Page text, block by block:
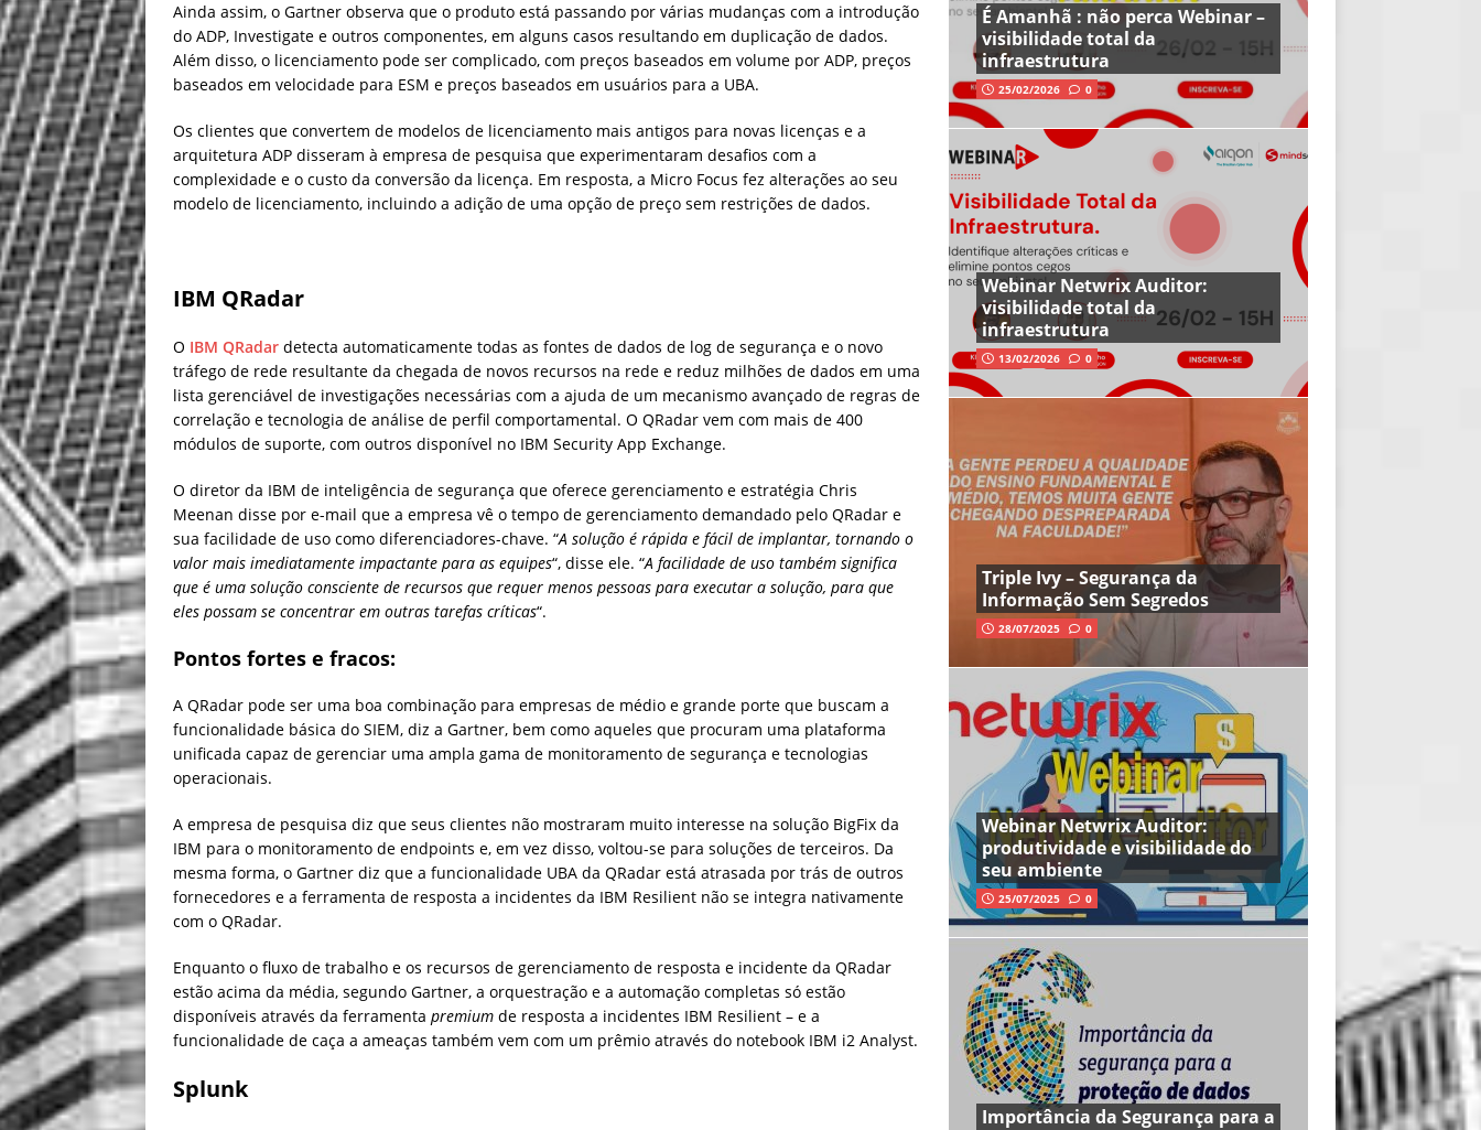
Ainda assim, o Gartner observa que o produto está passando por várias mudanças com a introdução
do ADP, Investigate e outros componentes, em alguns casos resultando em duplicação de dados.
Além disso, o licenciamento pode ser complicado, com preços baseados em volume por ADP, preços
baseados em velocidade para ESM e preços baseados em usuários para a UBA.
Os clientes que convertem de modelos de licenciamento mais antigos para novas licenças e a
arquitetura ADP disseram à empresa de pesquisa que experimentaram desafios com a
complexidade e o custo da conversão da licença. Em resposta, a Micro Focus fez alterações ao seu
modelo de licenciamento, incluindo a adição de uma opção de preço sem restrições de dados.
IBM QRadar
O IBM QRadar detecta automaticamente todas as fontes de dados de log de segurança e o novo
tráfego de rede resultante da chegada de novos recursos na rede e reduz milhões de dados em uma
lista gerenciável de investigações necessárias com a ajuda de um mecanismo avançado de regras de
correlação e tecnologia de análise de perfil comportamental. O QRadar vem com mais de 400
módulos de suporte, com outros disponível no IBM Security App Exchange.
O diretor da IBM de inteligência de segurança que oferece gerenciamento e estratégia Chris
Meenan disse por e-mail que a empresa vê o tempo de gerenciamento demandado pelo QRadar e
sua facilidade de uso como diferenciadores-chave. “A solução é rápida e fácil de implantar, tornando o
valor mais imediatamente impactante para as equipes“, disse ele. “A facilidade de uso também significa
que é uma solução consciente de recursos que requer menos pessoas para executar a solução, para que
eles possam se concentrar em outras tarefas críticas“.
Pontos fortes e fracos:
A QRadar pode ser uma boa combinação para empresas de médio e grande porte que buscam a
funcionalidade básica do SIEM, diz a Gartner, bem como aqueles que procuram uma plataforma
unificada capaz de gerenciar uma ampla gama de monitoramento de segurança e tecnologias
operacionais.
A empresa de pesquisa diz que seus clientes não mostraram muito interesse na solução BigFix da
IBM para o monitoramento de endpoints e, em vez disso, voltou-se para soluções de terceiros. Da
mesma forma, o Gartner diz que a funcionalidade UBA da QRadar está atrasada por trás de outros
fornecedores e a ferramenta de resposta a incidentes da IBM Resilient não se integra nativamente
com o QRadar.
Enquanto o fluxo de trabalho e os recursos de gerenciamento de resposta e incidente da QRadar
estão acima da média, segundo Gartner, a orquestração e a automação completas só estão
disponíveis através da ferramenta premium de resposta a incidentes IBM Resilient – e a
funcionalidade de caça a ameaças também vem com um prêmio através do notebook IBM i2 Analyst.
Splunk
É Amanhã : não perca Webinar –
visibilidade total da
infraestrutura
25/02/2026 0
Webinar Netwrix Auditor:
visibilidade total da
infraestrutura
13/02/2026 0
Triple Ivy – Segurança da
Informação Sem Segredos
28/07/2025 0
Webinar Netwrix Auditor:
produtividade e visibilidade do
seu ambiente
25/07/2025 0
Importância da Segurança para a